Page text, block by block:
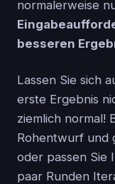
normalerweise
besseren
Lassen Sie sich
erste Ergebnis
ziemlich normal!
Rohentwurf und
oder passen Sie
paar Runden